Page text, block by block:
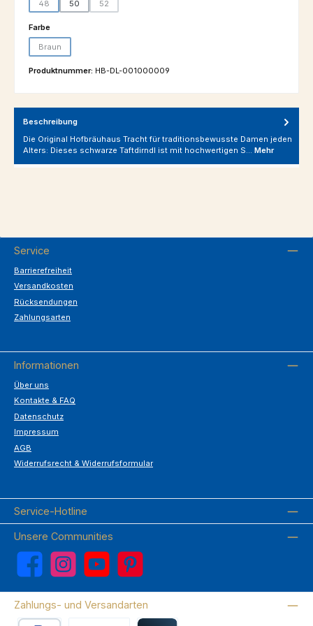
48
(Diese Option ist zurzeit nicht verfügbar.)
50 52
(Diese Option ist zurzeit nicht verfügbar.)
Farbeauswählen
Braun
Produktnummer: HB-DL-001000009
Beschreibung
Die Original Hofbräuhaus Tracht für traditionsbewusste Damen jeden
Alters: Dieses schwarze Taftdirndl ist mit hochwertigen S… Mehr
Service
Barrierefreiheit
Versandkosten
Rücksendungen
Zahlungsarten
Informationen
Über uns
Kontakte & FAQ
Datenschutz
Impressum
AGB
Widerrufsrecht & Widerrufsformular
Service-Hotline
Unsere Communities
Facebook Instagram YouTube Pinterest
Zahlungs- und Versandarten